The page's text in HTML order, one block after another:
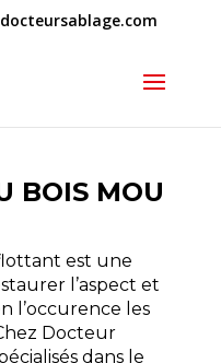
BOIS MOU
est une
l’aspect et
l’occurence les
Docteur
dans le